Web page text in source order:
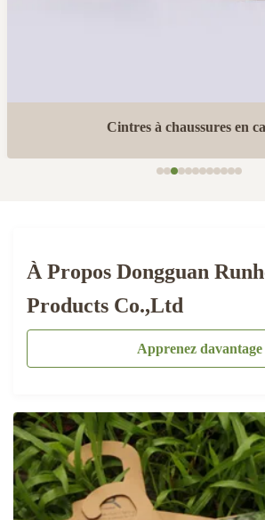
Cintres à chaussures en
À Propos Dongguan
Products Co.,Ltd
Apprenez davantage